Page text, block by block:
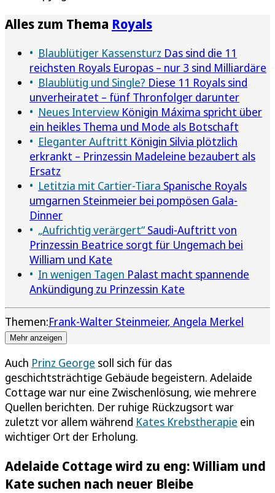
Alles zum Thema Royals
Blaublütiger Kassensturz Das sind die 11
reichsten Royals Europas – nur 3 sind Milliardäre
Blaublütig und Single? Diese 11 Royals sind
unverheiratet – fünf Thronfolger darunter
Neues Interview Königin Máxima spricht über
ein heikles Thema und Mode als Botschaft
Eleganter Auftritt Königin Silvia plötzlich
erkrankt – Prinzessin Madeleine bezaubert als
Ersatz
Letitzia mit Cartier-Tiara Spanische Royals
umgarnen Steinmeier bei pompösen Gala-
Dinner
„Aufrichtig verärgert“ Saudi-Auftritt von
Prinzessin Beatrice sorgt für Ungemach bei
William und Kate
In wenigen Tagen Palast macht spannende
Ankündigung zu Prinzessin Kate
Themen:Frank-Walter Steinmeier Angela Merkel
Mehr anzeigen
Auch Prinz George soll sich für das
geschichtsträchtige Gebäude begeistern. Adelaide
Cottage war nur eine Zwischenlösung, wie mehrere
Quellen berichten. Der ruhige Rückzugsort war
zuletzt vor allem während Kates Krebstherapie ein
wichtiger Ort der Erholung.
Adelaide Cottage wird zu eng: William und
Kate suchen nach neuer Bleibe